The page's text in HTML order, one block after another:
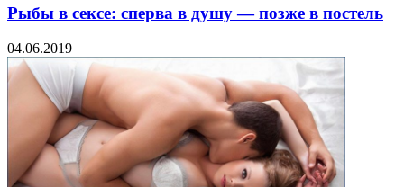
Рыбы в сексе: сперва в душу — позже в постель
04.06.2019